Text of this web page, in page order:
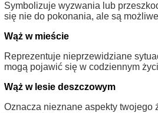
Symbolizuje wyzwania lub
się nie do pokonania, ale są
Wąż w mieście
Reprezentuje nieprzewidziane
mogą pojawić się w codziennym
Wąż w lesie deszczowym
Oznacza nieznane aspekty twojego